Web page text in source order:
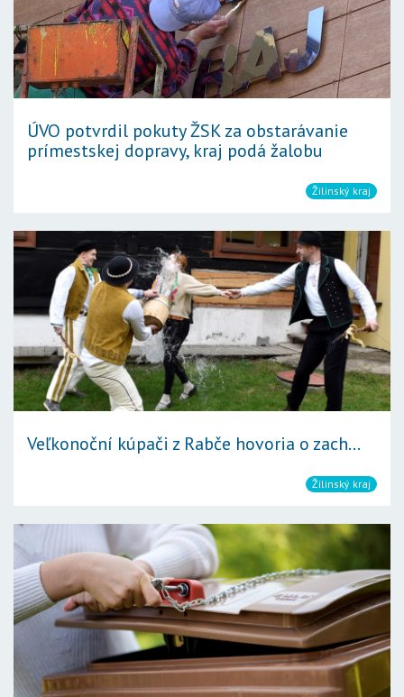
ÚVO potvrdil pokuty ŽSK za obstarávanie
prímestskej dopravy, kraj podá žalobu
Žilinský kraj
Veľkonoční kúpači z Rabče hovoria o zach...
Žilinský kraj